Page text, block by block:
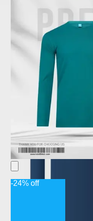
-24% off